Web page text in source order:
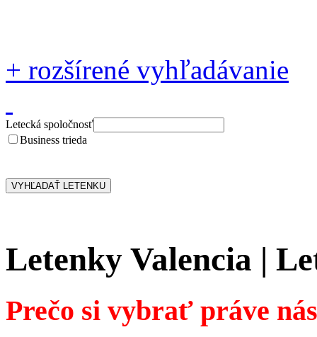
+ rozšírené vyhľadávanie
Letecká spoločnosť
Business trieda
Letenky Valencia |
Prečo si vybrať práve